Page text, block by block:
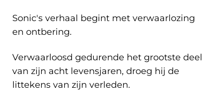
Sonic's verhaal begint met verwaarlozing
en ontbering.
Verwaarloosd gedurende het grootste deel
van zijn acht levensjaren, droeg hij de
littekens van zijn verleden.